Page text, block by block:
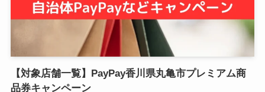
【対象店舗一覧】PayPay香川県丸亀市プレミアム商
品券キャンペーン